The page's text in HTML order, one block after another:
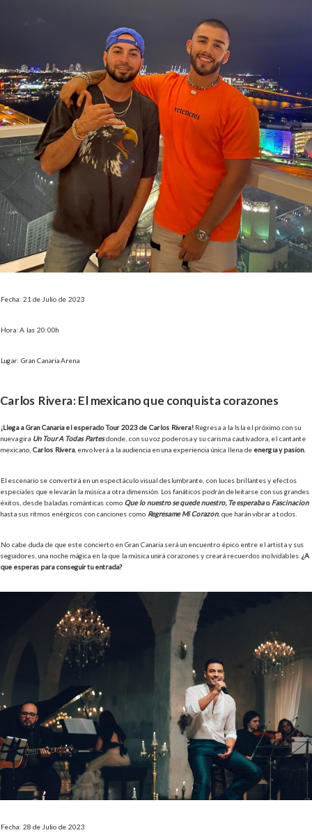
Fecha: 21 de Julio de 2023
Hora: A las 20:00h
Lugar: Gran Canaria Arena
Carlos Rivera: El mexicano que conquista corazones
¡Llega a Gran Canaria el esperado Tour 2023 de Carlos Rivera!Regresa a la Isla el próximo con su
nueva gira Un Tour A Todas Partesdonde, con su voz poderosa y su carisma cautivadora, el cantante
mexicano, Carlos Rivera, envolverá a la audiencia en una experiencia única llena de energía y pasión.
El escenario se convertirá en un espectáculo visual deslumbrante, con luces brillantes y efectos
especiales que elevarán la música a otra dimensión. Los fanáticos podrán deleitarse con sus grandes
éxitos, desde baladas románticas como Que lo nuestro se quede nuestro, Te esperabao Fascinación
hasta sus ritmos enérgicos con canciones como Regrésame Mi Corazón, que harán vibrar a todos.
No cabe duda de que este concierto en Gran Canaria será un encuentro épico entre el artista y sus
seguidores, una noche mágica en la que la música unirá corazones y creará recuerdos inolvidables. ¿A
qué esperas para conseguir tu entrada?
Fecha: 28 de Julio de 2023